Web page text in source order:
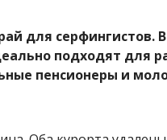
для серфингистов.
подходят для
пенсионеры и